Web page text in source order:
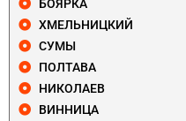
БОЯРКА
ХМЕЛЬНИЦКИЙ
СУМЫ
ПОЛТАВА
НИКОЛАЕВ
ВИННИЦА